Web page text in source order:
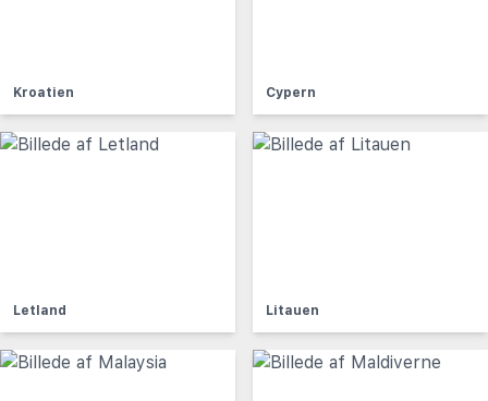
Kroatien Cypern
Letland Litauen